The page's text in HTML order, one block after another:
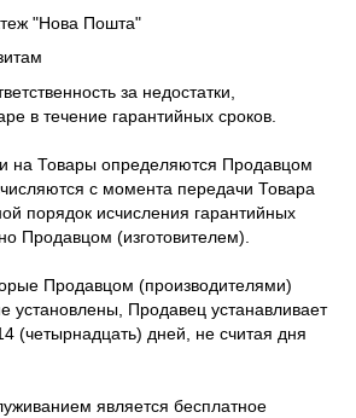
"Нова Пошта"
за недостатки,
в течение гарантийных сроков.
на Товары определяются Продавцом
с момента передачи Товара
порядок исчисления гарантийных
Продавцом (изготовителем).
Продавцом (производителями)
установлены, Продавец устанавливает
(четырнадцать) дней, не считая дня
является бесплатное